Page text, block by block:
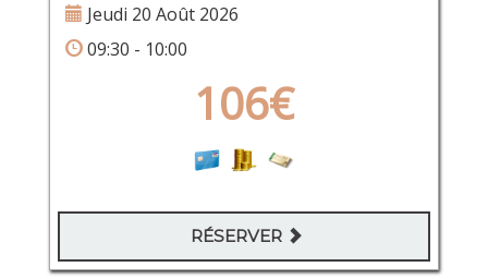
Jeudi 20 Août 2026
09:30 - 10:00
106€
RÉSERVER